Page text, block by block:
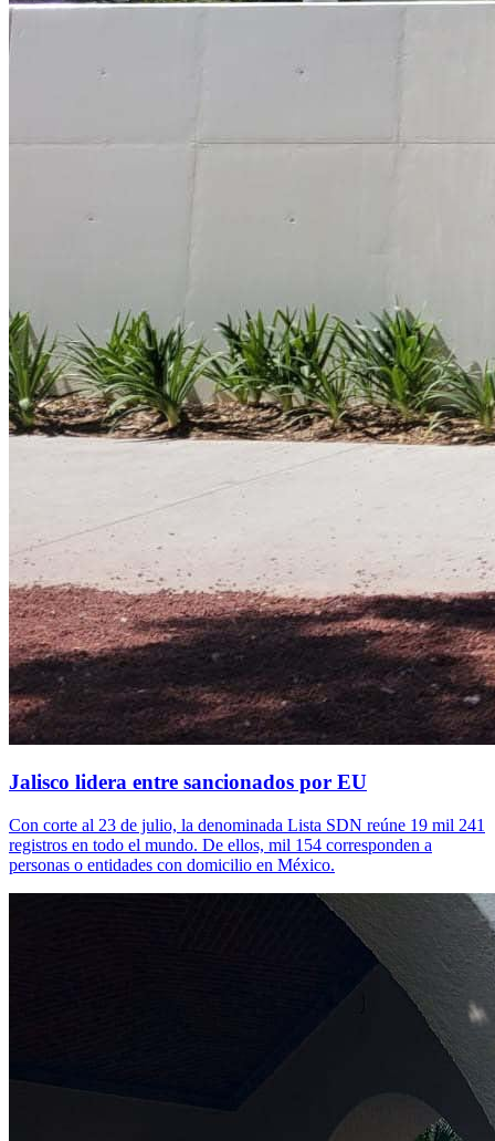
Jalisco lidera entre sancionados por EU
Con corte al 23 de julio, la denominada Lista SDN reúne 19 mil 241
registros en todo el mundo. De ellos, mil 154 corresponden a
personas o entidades con domicilio en México.